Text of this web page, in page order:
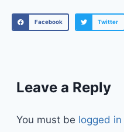
Facebook Twitter
Leave a Reply
You must be logged in